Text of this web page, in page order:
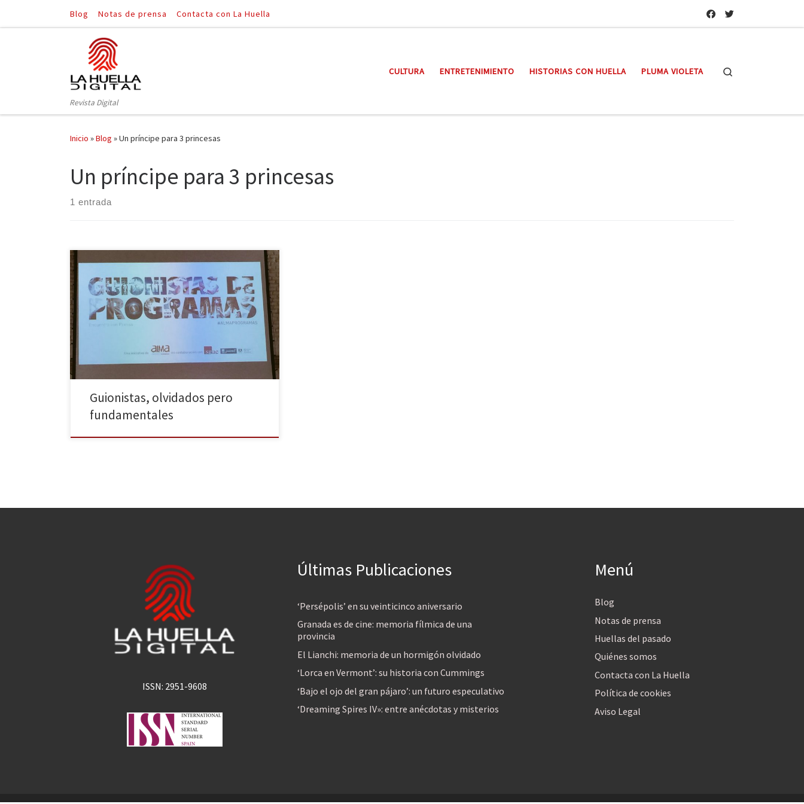
Saltar al contenido
Blog Notas de prensa Contacta con La Huella
Revista Digital
CULTURA ENTRETENIMIENTO HISTORIAS CON HUELLA PLUMA VIOLETA
Inicio »Blog »Un príncipe para 3 princesas
Un príncipe para 3 princesas
1 entrada
El sindicato Alma preparó el pasado viernes 11 de
marzo, un encuentro para medios en el que se
expuso y reclamó la atención que los guionistas sí se
me merecen. En el acto intervinieron guionistas de
país como El Hormiguero, En […]
Guionistas, olvidados pero
fundamentales
ISSN: 2951-9608
Últimas Publicaciones
‘Persépolis’ en su veinticinco aniversario
Granada es de cine: memoria fílmica de una
provincia
El Lianchi: memoria de un hormigón olvidado
‘Lorca en Vermont’: su historia con Cummings
‘Bajo el ojo del gran pájaro’: un futuro especulativo
‘Dreaming Spires IV»: entre anécdotas y misterios
Menú
Blog
Notas de prensa
Huellas del pasado
Quiénes somos
Contacta con La Huella
Política de cookies
Aviso Legal